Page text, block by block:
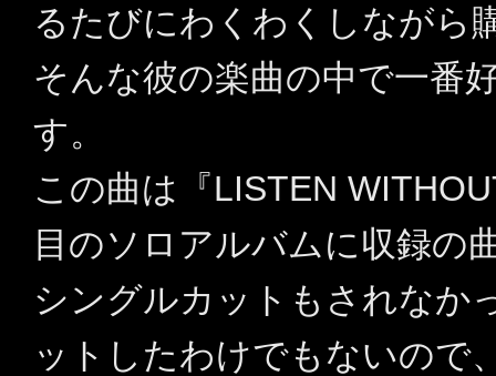
るたびにわくわくしながら
そんな彼の楽曲の中で一番
す。
この曲は『LISTEN
目のソロアルバムに収録の
シングルカットもされなか
ットしたわけでもないので